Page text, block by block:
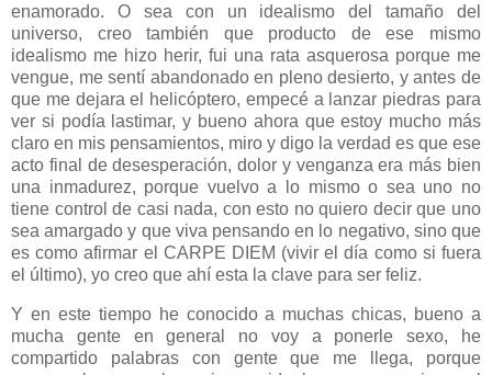
enamorado. O sea con un idealismo del tamaño del
universo, creo también que producto de ese mismo
idealismo me hizo herir, fui una rata asquerosa porque me
vengue, me sentí abandonado en pleno desierto, y antes de
que me dejara el helicóptero, empecé a lanzar piedras para
ver si podía lastimar, y bueno ahora que estoy mucho más
claro en mis pensamientos, miro y digo la verdad es que ese
acto final de desesperación, dolor y venganza era más bien
una inmadurez, porque vuelvo a lo mismo o sea uno no
tiene control de casi nada, con esto no quiero decir que uno
sea amargado y que viva pensando en lo negativo, sino que
es como afirmar el CARPE DIEM (vivir el día como si fuera
el último), yo creo que ahí esta la clave para ser feliz.
Y en este tiempo he conocido a muchas chicas, bueno a
mucha gente en general no voy a ponerle sexo, he
compartido palabras con gente que me llega, porque